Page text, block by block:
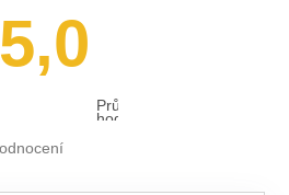
5,0
Průměrné
hodnocení